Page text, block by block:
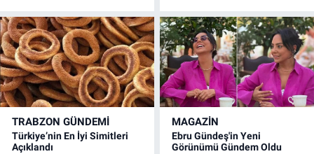
TRABZON GÜNDEMİ
Türkiye’nin En İyi Simitleri
Açıklandı
MAGAZİN
Ebru Gündeş'in Yeni
Görünümü Gündem Oldu